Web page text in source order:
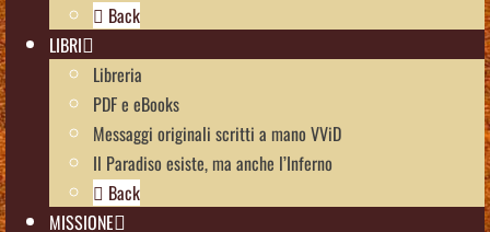
Back
LIBRI
Libreria
PDF e eBooks
Messaggi originali scritti a mano VViD
Il Paradiso esiste, ma anche l’Inferno
Back
MISSIONE